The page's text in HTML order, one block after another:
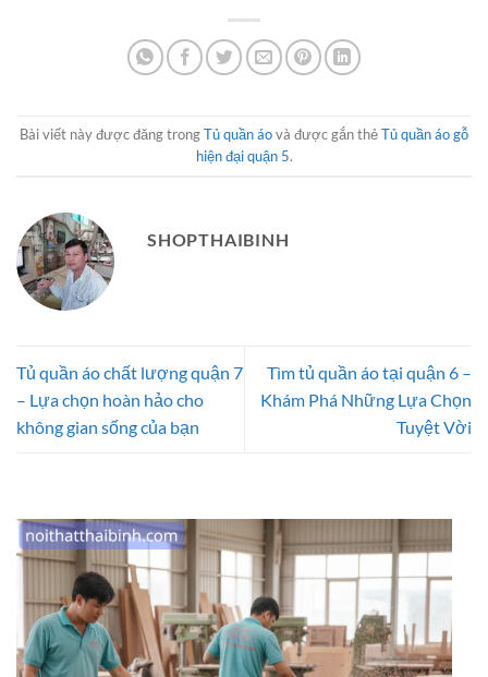
Bài viết này được đăng trongTủ quần áovà được gắn thẻTủ quần áo gỗ
hiện đại quận 5.
SHOPTHAIBINH
Tủ quần áo chất lượng quận 7
– Lựa chọn hoàn hảo cho
không gian sống của bạn
Tìm tủ quần áo tại quận 6 –
Khám Phá Những Lựa Chọn
Tuyệt Vời